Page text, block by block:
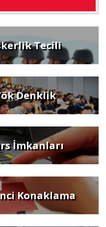
Tecili
Denklik
İmkanları
Konaklama